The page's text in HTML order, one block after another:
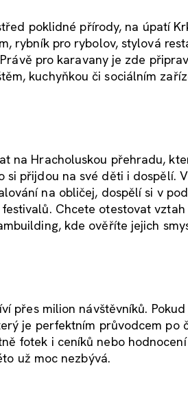
poklidné přírody, na úpatí
rybník pro rybolov, stylová
pro karavany je zde
kuchyňkou či sociálním
na Hracholuskou přehradu,
si přijdou na své děti i dospělí.
na obličej, dospělí si v
Chcete otestovat vztah
kde ověříte jejich
přes milion návštěvníků. Pokud
je perfektním průvodcem po
fotek i ceníků nebo hodnocení
už moc nezbývá.